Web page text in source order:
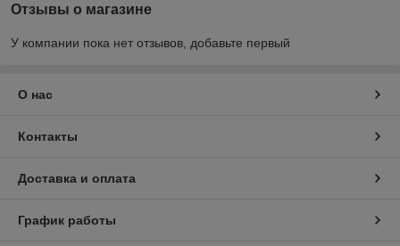
Отзывы о магазине
У компании пока нет отзывов, добавьте первый
О нас
Контакты
Доставка и оплата
График работы